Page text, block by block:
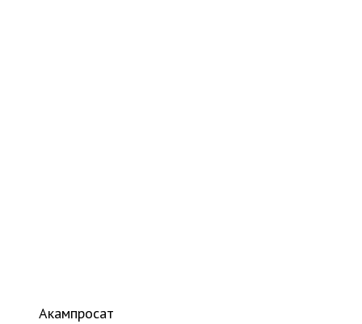
Акампросат